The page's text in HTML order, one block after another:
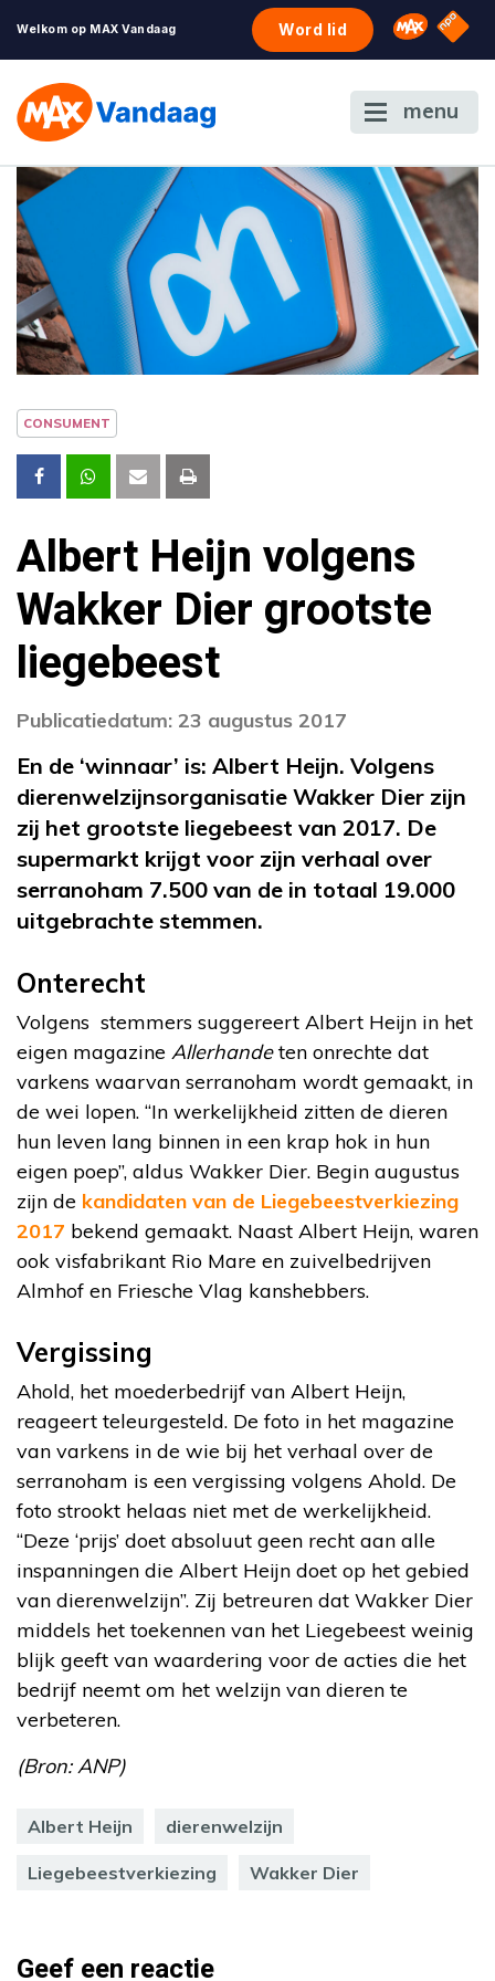
Welkom op MAX Vandaag Word lid Omroep
NPO
menu
CONSUMENT
Albert Heijn volgens
Wakker Dier grootste
liegebeest
Publicatiedatum: 23 augustus 2017
En de ‘winnaar’ is: Albert Heijn. Volgens
dierenwelzijnsorganisatie Wakker Dier zijn
zij het grootste liegebeest van 2017. De
supermarkt krijgt voor zijn verhaal over
serranoham 7.500 van de in totaal 19.000
uitgebrachte stemmen.
Onterecht
Volgens stemmers suggereert Albert Heijn in het
eigen magazine Allerhandeten onrechte dat
varkens waarvan serranoham wordt gemaakt, in
de wei lopen. “In werkelijkheid zitten de dieren
hun leven lang binnen in een krap hok in hun
eigen poep”, aldus Wakker Dier. Begin augustus
zijn de kandidaten van de Liegebeestverkiezing
2017 bekend gemaakt. Naast Albert Heijn, waren
ook visfabrikant Rio Mare en zuivelbedrijven
Almhof en Friesche Vlag kanshebbers.
Vergissing
Ahold, het moederbedrijf van Albert Heijn,
reageert teleurgesteld. De foto in het magazine
van varkens in de wie bij het verhaal over de
serranoham is een vergissing volgens Ahold. De
foto strookt helaas niet met de werkelijkheid.
“Deze ‘prijs’ doet absoluut geen recht aan alle
inspanningen die Albert Heijn doet op het gebied
van dierenwelzijn”. Zij betreuren dat Wakker Dier
middels het toekennen van het Liegebeest weinig
blijk geeft van waardering voor de acties die het
bedrijf neemt om het welzijn van dieren te
verbeteren.
(Bron: ANP)
Albert Heijn dierenwelzijn
Liegebeestverkiezing Wakker Dier
Geef een reactie